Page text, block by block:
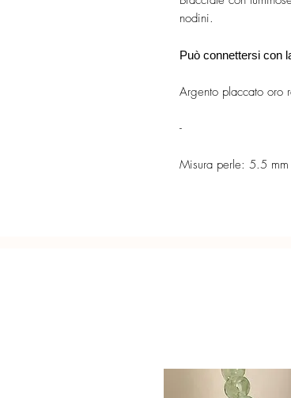
nodini.
Può connettersi con
Argento placcato oro
-
Misura perle: 5.5 mm